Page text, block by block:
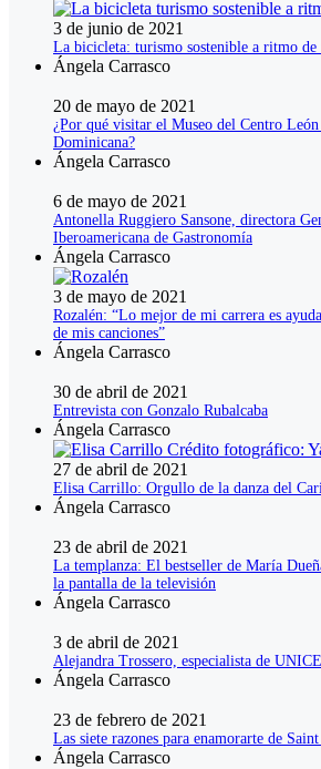
3 de junio de 2021
La bicicleta: turismo sostenible a ritmo de
Ángela Carrasco
20 de mayo de 2021
¿Por qué visitar el Museo del Centro
Dominicana?
Ángela Carrasco
6 de mayo de 2021
Antonella Ruggiero Sansone, directora
Iberoamericana de Gastronomía
Ángela Carrasco
3 de mayo de 2021
Rozalén: “Lo mejor de mi carrera es
de mis canciones”
Ángela Carrasco
30 de abril de 2021
Entrevista con Gonzalo Rubalcaba
Ángela Carrasco
27 de abril de 2021
Elisa Carrillo: Orgullo de la danza del
Ángela Carrasco
23 de abril de 2021
La templanza: El bestseller de María
la pantalla de la televisión
Ángela Carrasco
3 de abril de 2021
Alejandra Trossero, especialista de
Ángela Carrasco
23 de febrero de 2021
Las siete razones para enamorarte de
Ángela Carrasco